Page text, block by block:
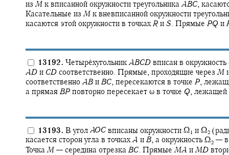
из M к вписанной окружности треугольника ABC,
Касательные из M к вневписанной окружности
касаются этой окружности в точках R и S. Прямые PQ и
13192. Четырёхугольник ABCD вписан в окружность
AD и CD соответственно. Прямые, проходящие через M
соответственно AB и BC, пересекаются в точке P,
а прямая BP повторно пересекает ω в точке Q, лежащей
13193. В угол AOC вписаны окружности Ω‍ 1 и Ω‍2
касается сторон угла в точках A и B, а окружность Ω‍2 —
Точка M — середина отрезка BC. Прямые MA и MD